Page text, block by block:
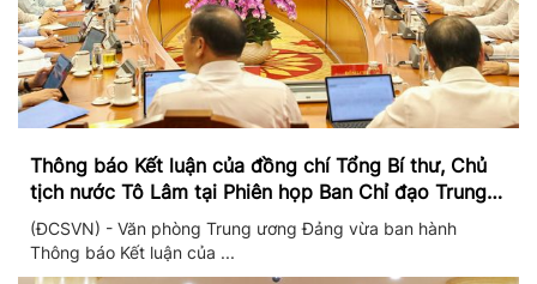
Thông báo Kết luận của đồng chí Tổng Bí thư, Chủ
tịch nước Tô Lâm tại Phiên họp Ban Chỉ đạo Trung
ương thực hiện Nghị quyết 57
(ĐCSVN) - Văn phòng Trung ương Đảng vừa ban hành
Thông báo Kết luận của ...